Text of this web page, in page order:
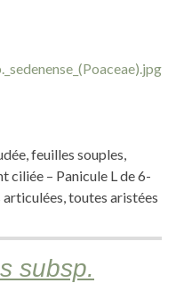
feuilles souples,
ciliée – Panicule L de 6-
articulées, toutes aristées
subsp.